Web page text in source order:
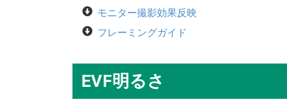
モニター撮影効果反映
フレーミングガイド
EVF明るさ